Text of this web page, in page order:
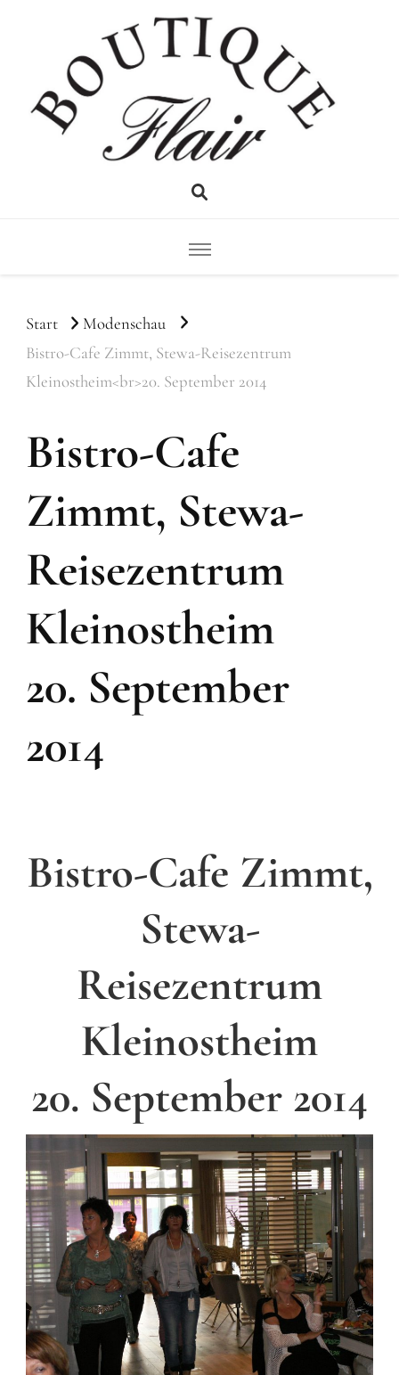
Boutique
Start
Modenschau
Bistro-Cafe Zimmt, Stewa-Reisezentrum
Kleinostheim<br>20. September 2014
Bistro-Cafe
Zimmt, Stewa-
Reisezentrum
Kleinostheim
20. September
2014
Bistro-Cafe Zimmt,
Stewa-
Reisezentrum
Kleinostheim
20. September 2014